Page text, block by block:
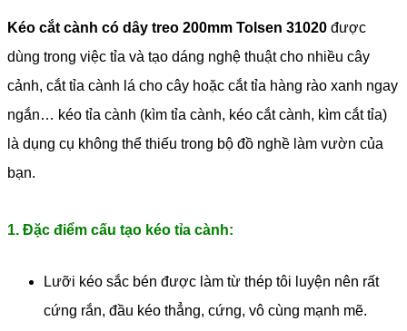
Kéo cắt cành có dây treo 200mm Tolsen 31020 được
dùng trong việc tỉa và tạo dáng nghệ thuật cho nhiều cây
cảnh, cắt tỉa cành lá cho cây hoặc cắt tỉa hàng rào xanh ngay
ngắn… kéo tỉa cành (kìm tỉa cành, kéo cắt cành, kìm cắt tỉa)
là dụng cụ không thể thiếu trong bộ đồ nghề làm vườn của
bạn.
1. Đặc điểm cấu tạo kéo tỉa cành:
Lưỡi kéo sắc bén được làm từ thép tôi luyện nên rất
cứng rắn, đầu kéo thẳng, cứng, vô cùng mạnh mẽ.